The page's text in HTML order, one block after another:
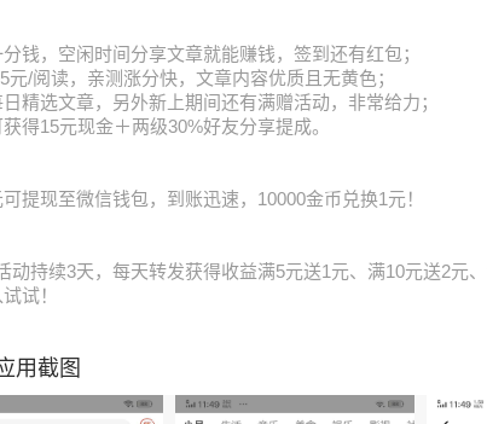
钱，空闲时间分享文章就能赚钱，签到还有红包；
元/阅读，亲测涨分快，文章内容优质且无黄色；
精选文章，另外新上期间还有满赠活动，非常给力；
得15元现金＋两级30%好友分享提成。
提现至微信钱包，到账迅速，10000金币兑换1元！
动持续3天，每天转发获得收益满5元送1元、满10元送2元
试！
用截图